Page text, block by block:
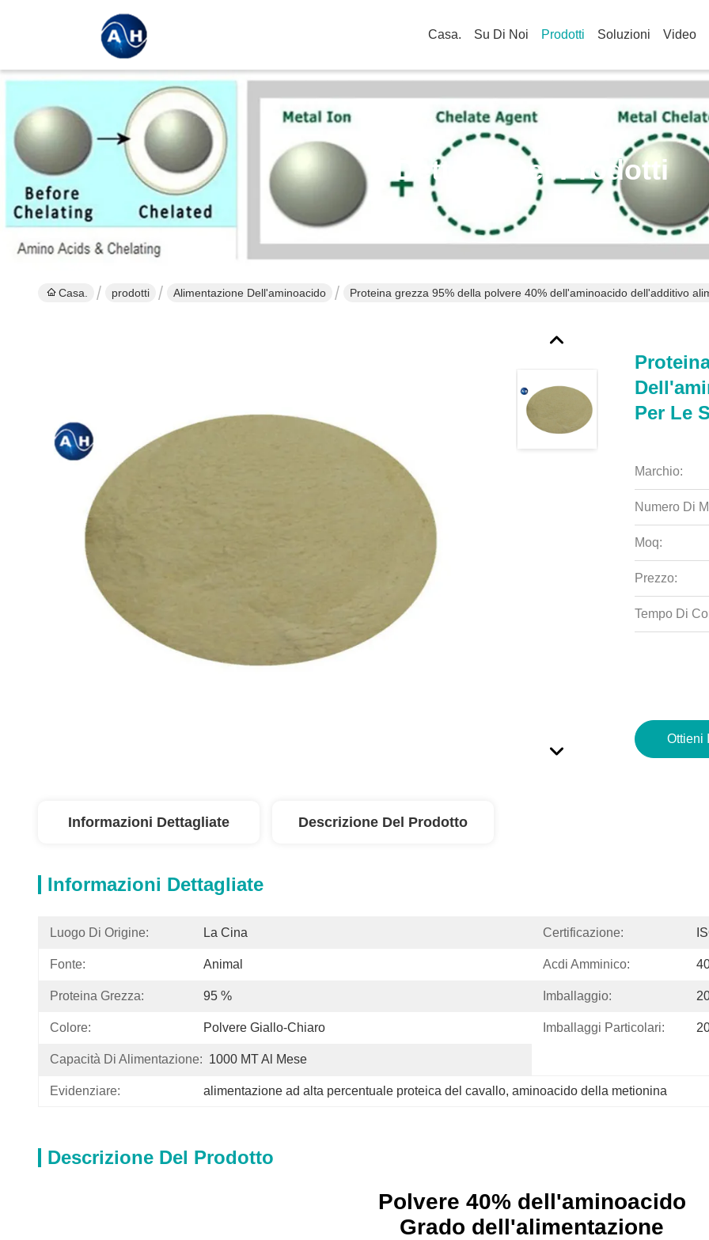
Casa. Su Di Noi Prodotti Soluzioni Video
Dettagli Dei Prodotti
Casa. prodotti Alimentazione Dell'aminoacido Proteina grezza 95% della polvere 40% dell'aminoacido dell'additivo
Per Le
Marchio:
Numero Di
Moq:
Prezzo:
Tempo Di
Ottieni
Informazioni Dettagliate Descrizione Del Prodotto
Informazioni Dettagliate
Luogo Di Origine: La Cina Certificazione:
Fonte: Animal Acdi Amminico:
Proteina Grezza: 95 % Imballaggio:
Colore: Polvere Giallo-Chiaro Imballaggi Particolari:
Capacità Di Alimentazione: 1000 MT Al Mese
Evidenziare: alimentazione ad alta percentuale proteica del cavallo, aminoacido della metionina
Descrizione Del Prodotto
Polvere 40% dell'aminoacido
Grado dell'alimentazione